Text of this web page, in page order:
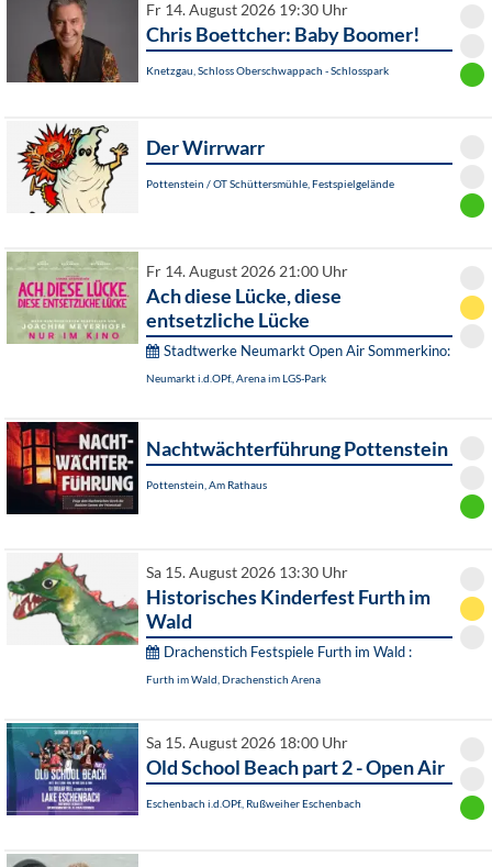
Fr 14. August 2026 19:30 Uhr
Chris Boettcher: Baby Boomer!
Knetzgau, Schloss Oberschwappach - Schlosspark
Der Wirrwarr
Pottenstein / OT Schüttersmühle, Festspielgelände
Fr 14. August 2026 21:00 Uhr
Ach diese Lücke, diese
entsetzliche Lücke
Stadtwerke Neumarkt Open Air Sommerkino:
Neumarkt i.d.OPf., Arena im LGS-Park
Nachtwächterführung Pottenstein
Pottenstein, Am Rathaus
Sa 15. August 2026 13:30 Uhr
Historisches Kinderfest Furth im
Wald
Drachenstich Festspiele Furth im Wald :
Furth im Wald, Drachenstich Arena
Sa 15. August 2026 18:00 Uhr
Old School Beach part 2 - Open Air
Eschenbach i.d.OPf., Rußweiher Eschenbach